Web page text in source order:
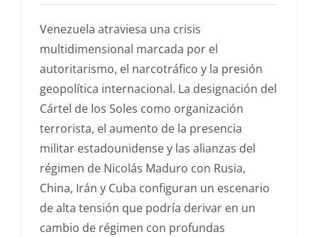
Venezuela atraviesa una crisis
multidimensional marcada por el
autoritarismo, el narcotráfico y la presión
geopolítica internacional. La designación del
Cártel de los Soles como organización
terrorista, el aumento de la presencia
militar estadounidense y las alianzas del
régimen de Nicolás Maduro con Rusia,
China, Irán y Cuba configuran un escenario
de alta tensión que podría derivar en un
cambio de régimen con profundas